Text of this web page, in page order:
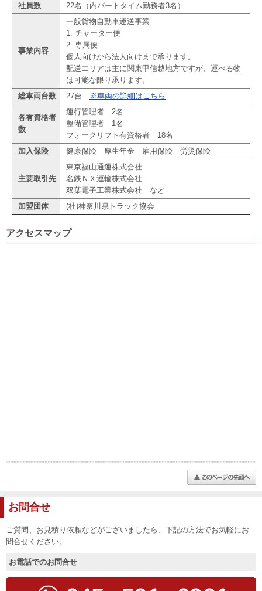
社員数
22名（内パートタイム勤務者3名）
事業内容
一般貨物自動車運送事業
1. チャーター便
2. 専属便
個人向けから法人向けまで承ります。
配送エリアは主に関東甲信越地方ですが、運べる物
は可能な限り承ります。
総車両台数
27台 ※車両の詳細はこちら
各有資格者
数
運行管理者 2名
整備管理者 1名
フォークリフト有資格者 18名
加入保険
健康保険 厚生年金 雇用保険 労災保険
主要取引先
東京福山通運株式会社
名鉄ＮＸ運輸株式会社
双葉電子工業株式会社 など
加盟団体
(社)神奈川県トラック協会
アクセスマップ
お問合せ
ご質問、お見積り依頼などがございましたら、下記の方法でお気軽にお
問合せください。
お電話でのお問合せ